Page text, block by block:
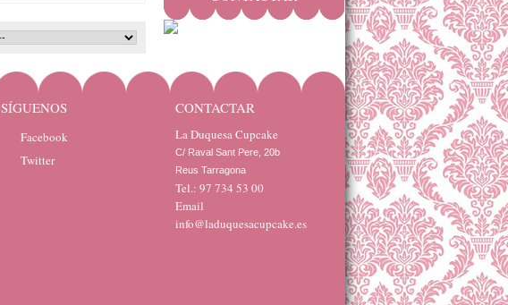
SÍGUENOS
Facebook
Twitter
CONTACTAR
La Duquesa Cupcake
C/ Raval Sant Pere, 20b
Reus Tarragona
Tel.: 97 734 53 00
Email
info@laduquesacupcake.es